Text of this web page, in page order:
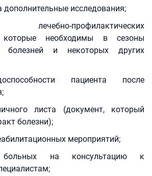
дополнительные исследования;
лечебно-профилактических
которые необходимы в сезоны
болезней и некоторых других
пациента после
листа (документ, который
болезни);
мероприятий;
больных на консультацию к